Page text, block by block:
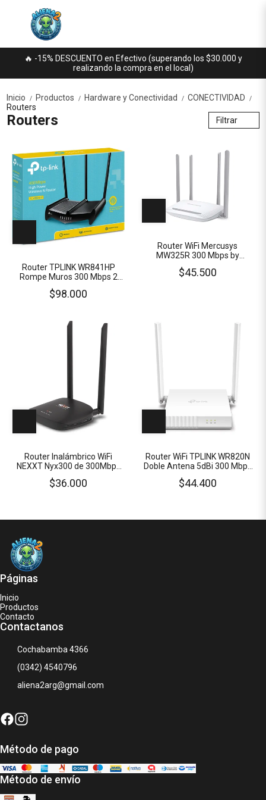
🔥 -15% DESCUENTO en Efectivo (superando los $30.000 y
realizando la compra en el local)
Inicio / Productos / Hardware y Conectividad / CONECTIVIDAD /
Routers
Routers Filtrar
Router TPLINK WR841HP
Rompe Muros 300 Mbps 2
Antenas 9 dBi Multi-Modo
$98.000
Router WiFi Mercusys
MW325R 300 Mbps by
TPLINK 3 Puertos LAN + 1
Puerto WAN 4 Antenas 5dBi
$45.500
Router Inalámbrico WiFi
NEXXT Nyx300 de 300Mbps
Doble Antena
$36.000
Router WiFi TPLINK WR820N
Doble Antena 5dBi 300 Mbps
3 Puertos LAN Multimodo 4
en 1
$44.400
Páginas
Inicio
Productos
Contacto
Contactanos
Cochabamba 4366
(0342) 4540796
aliena2arg@gmail.com
Método de pago
Método de envío